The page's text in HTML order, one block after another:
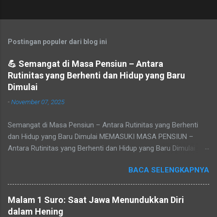
Postingan populer dari blog ini
💪 Semangat di Masa Pensiun – Antara
Rutinitas yang Berhenti dan Hidup yang Baru
Dimulai
-November 07, 2025
Semangat di Masa Pensiun – Antara Rutinitas yang Berhenti
dan Hidup yang Baru Dimulai MEMASUKI MASA PENSIUN –
Antara Rutinitas yang Berhenti dan Hidup yang Baru Dimulai
datang setelah rutinitas berakhir, dan peluang baru untuk
menemukan jati diri. Tidak ada yang bisa menghindari waktu.
Cepat atau lambat, setiap pegawai akan tiba pada masa yang
disebut pensiun — masa di mana rutinitas berhenti, namun
BACA SELENGKAPNYA
Malam 1 Suro: Saat Jawa Menundukkan Diri
dalam Hening